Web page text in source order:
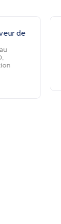
de